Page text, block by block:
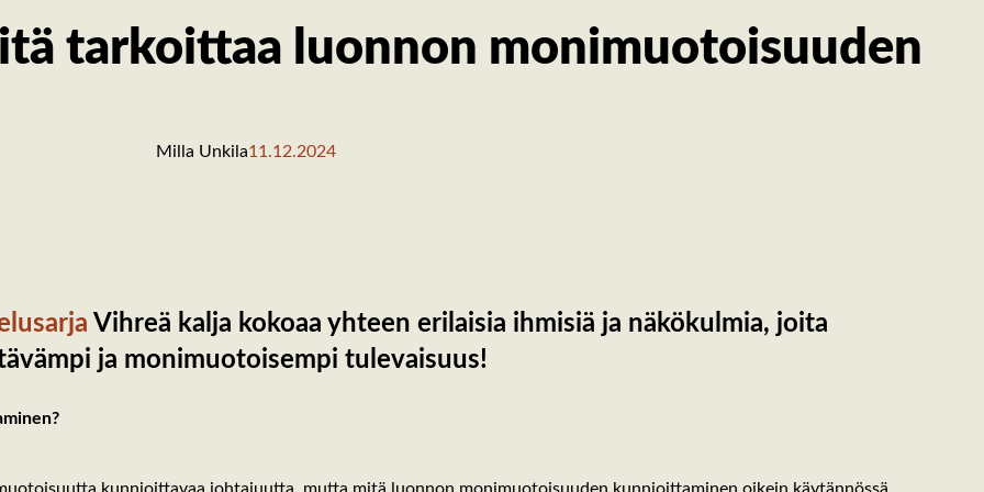
tarkoittaa luonnon monimuotoisuuden
Milla Unkila11.12.2024
Vihreä kalja kokoaa yhteen erilaisia ihmisiä ja näkökulmia, joita
ja monimuotoisempi tulevaisuus!